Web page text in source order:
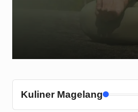
Kuliner Magelang